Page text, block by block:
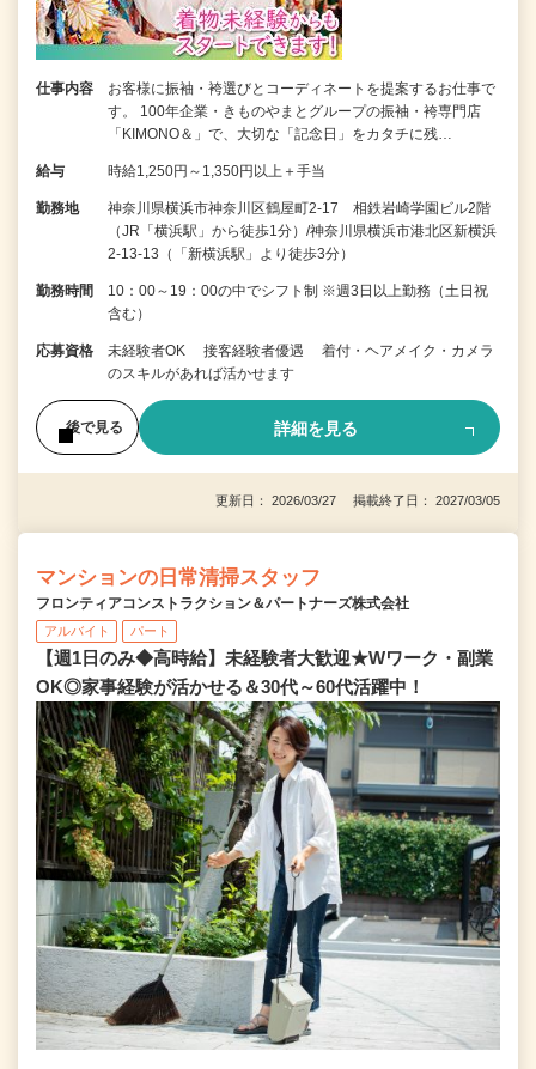
仕事内容
お客様に振袖・袴選びとコーディネートを提案するお仕事で
す。 100年企業・きものやまとグループの振袖・袴専門店
「KIMONO＆」で、大切な「記念日」をカタチに残…
給与 時給1,250円～1,350円以上＋手当
勤務地
神奈川県横浜市神奈川区鶴屋町2-17 相鉄岩崎学園ビル2階
（JR「横浜駅」から徒歩1分）/神奈川県横浜市港北区新横浜
2-13-13（「新横浜駅」より徒歩3分）
勤務時間
10：00～19：00の中でシフト制 ※週3日以上勤務（土日祝
含む）
応募資格
未経験者OK 接客経験者優遇 着付・ヘアメイク・カメラ
のスキルがあれば活かせます
後で見る 詳細を見る
更新日： 2026/03/27 掲載終了日： 2027/03/05
マンションの日常清掃スタッフ
フロンティアコンストラクション＆パートナーズ株式会社
アルバイト パート
【週1日のみ◆高時給】未経験者大歓迎★Wワーク・副業
OK◎家事経験が活かせる＆30代～60代活躍中！